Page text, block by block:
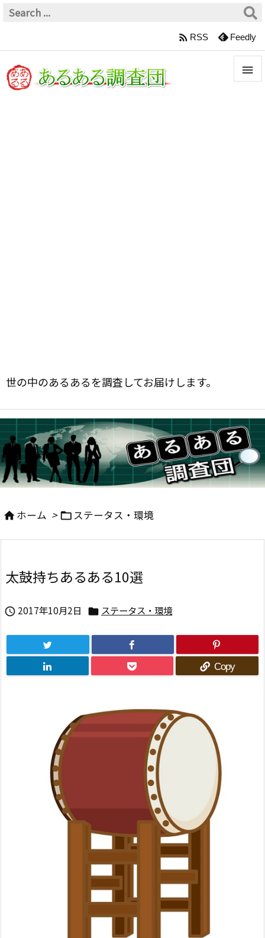
世の中のあるあるを調査してお届けします。

 RSS Feedly
ホーム >  ステータス・環境
太鼓持ちあるある10選
 2017年10月2日  ステータス・環境
Copy